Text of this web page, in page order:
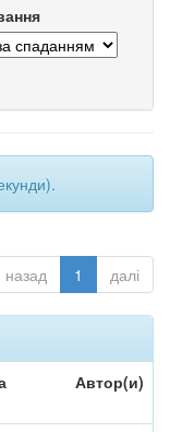
назад 1 далі
Автор(и)